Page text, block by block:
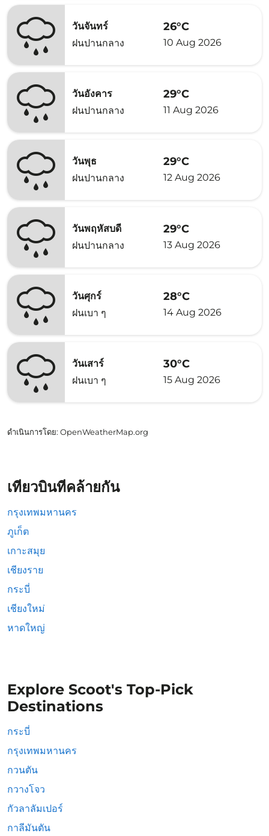
วันจันทร์
ฝนปานกลาง
26°C
10 Aug 2026
วันอังคาร
ฝนปานกลาง
29°C
11 Aug 2026
วันพุธ
ฝนปานกลาง
29°C
12 Aug 2026
วันพฤหัสบดี
ฝนปานกลาง
29°C
13 Aug 2026
วันศุกร์
ฝนเบา ๆ
28°C
14 Aug 2026
วันเสาร์
ฝนเบา ๆ
30°C
15 Aug 2026
ดำเนินการโดย: OpenWeatherMap.org
เที่ยวบินที่คล้ายกัน
กรุงเทพมหานคร
ภูเก็ต
เกาะสมุย
เชียงราย
กระบี่
เชียงใหม่
หาดใหญ่
Explore Scoot's Top-Pick
Destinations
กระบี่
กรุงเทพมหานคร
กวนตัน
กวางโจว
กัวลาลัมเปอร์
กาลีมันตัน